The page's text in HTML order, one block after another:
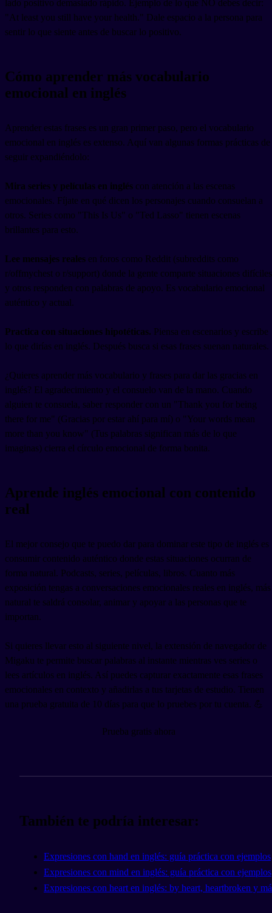
lado positivo demasiado rápido. Ejemplo de lo que NO debes decir:
"At least you still have your health." Dale espacio a la persona para
sentir lo que siente antes de buscar lo positivo.
Cómo aprender más vocabulario
emocional en inglés
Aprender estas frases es un gran primer paso, pero el vocabulario
emocional en inglés es extenso. Aquí van algunas formas prácticas de
seguir expandiéndolo:
Mira series y películas en inglés con atención a las escenas
emocionales. Fíjate en qué dicen los personajes cuando consuelan a
otros. Series como "This Is Us" o "Ted Lasso" tienen escenas
brillantes para esto.
Lee mensajes reales en foros como Reddit (subreddits como
r/offmychest o r/support) donde la gente comparte situaciones difíciles
y otros responden con palabras de apoyo. Es vocabulario emocional
auténtico y actual.
Practica con situaciones hipotéticas. Piensa en escenarios y escribe
lo que dirías en inglés. Después busca si esas frases suenan naturales.
¿Quieres aprender más vocabulario y frases para dar las gracias en
inglés? El agradecimiento y el consuelo van de la mano. Cuando
alguien te consuela, saber responder con un "Thank you for being
there for me" (Gracias por estar ahí para mí) o "Your words mean
more than you know" (Tus palabras significan más de lo que
imaginas) cierra el círculo emocional de forma bonita.
Aprende inglés emocional con contenido
real
El mejor consejo que te puedo dar para dominar este tipo de inglés es
consumir contenido auténtico donde estas situaciones ocurran de
forma natural. Podcasts, series, películas, libros. Cuanto más
exposición tengas a conversaciones emocionales reales en inglés, más
natural te saldrá consolar, animar y apoyar a las personas que te
importan.
Si quieres llevar esto al siguiente nivel, la extensión de navegador de
Migaku te permite buscar palabras al instante mientras ves series o
lees artículos en inglés. Así puedes capturar exactamente esas frases
emocionales en contexto y añadirlas a tus tarjetas de estudio. Tienen
una prueba gratuita de 10 días para que lo pruebes por tu cuenta. 💪
Prueba gratis ahora
También te podría interesar:
Expresiones con hand en inglés: guía práctica con ejemplos
Expresiones con mind en inglés: guía práctica con ejemplos
Expresiones con heart en inglés: by heart, heartbroken y